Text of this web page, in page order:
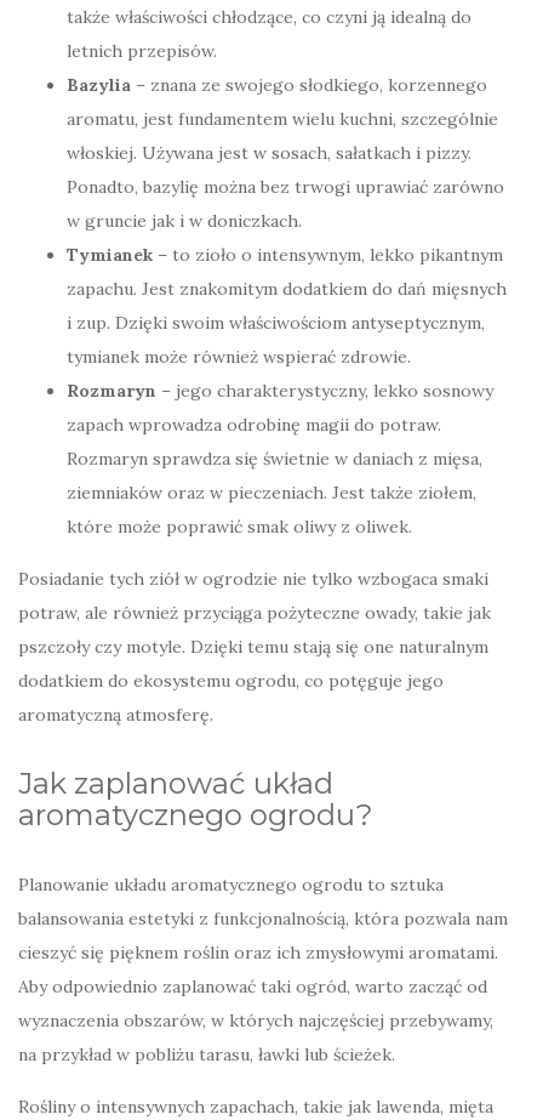
także właściwości chłodzące, co czyni ją idealną do
letnich przepisów.
Bazylia – znana ze swojego słodkiego, korzennego
aromatu, jest fundamentem wielu kuchni, szczególnie
włoskiej. Używana jest w sosach, sałatkach i pizzy.
Ponadto, bazylię można bez trwogi uprawiać zarówno
w gruncie jak i w doniczkach.
Tymianek – to zioło o intensywnym, lekko pikantnym
zapachu. Jest znakomitym dodatkiem do dań mięsnych
i zup. Dzięki swoim właściwościom antyseptycznym,
tymianek może również wspierać zdrowie.
Rozmaryn – jego charakterystyczny, lekko sosnowy
zapach wprowadza odrobinę magii do potraw.
Rozmaryn sprawdza się świetnie w daniach z mięsa,
ziemniaków oraz w pieczeniach. Jest także ziołem,
które może poprawić smak oliwy z oliwek.
Posiadanie tych ziół w ogrodzie nie tylko wzbogaca smaki
potraw, ale również przyciąga pożyteczne owady, takie jak
pszczoły czy motyle. Dzięki temu stają się one naturalnym
dodatkiem do ekosystemu ogrodu, co potęguje jego
aromatyczną atmosferę.
Jak zaplanować układ
aromatycznego ogrodu?
Planowanie układu aromatycznego ogrodu to sztuka
balansowania estetyki z funkcjonalnością, która pozwala nam
cieszyć się pięknem roślin oraz ich zmysłowymi aromatami.
Aby odpowiednio zaplanować taki ogród, warto zacząć od
wyznaczenia obszarów, w których najczęściej przebywamy,
na przykład w pobliżu tarasu, ławki lub ścieżek.
Rośliny o intensywnych zapachach, takie jak lawenda, mięta